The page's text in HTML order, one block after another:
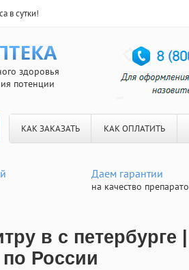
в сутки!
здоровья
потенции
КАК ЗАКАЗАТЬ КАК ОПЛАТИТЬ
Даем гарантии
на качество
в с петербурге
России